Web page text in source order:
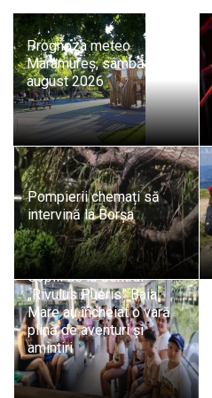
Prognoza meteo
Maramureș, sâmbătă 8
august 2026
Pompierii chemați să
intervină la Borșa
Copiii de la Centrul
„Rivulus Pueris” Baia
Mare au încheiat o vară
plină de aventuri și
amintiri